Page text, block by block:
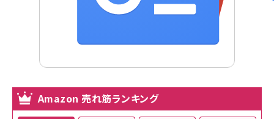
Amazon 売れ筋ランキング